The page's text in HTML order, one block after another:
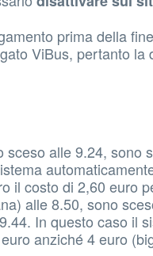
prima della
ViBus, pertanto la
alle 9.24, sono
il costo di 2,60 euro
alle 8.50, sono
In questo caso il
anziché 4 euro